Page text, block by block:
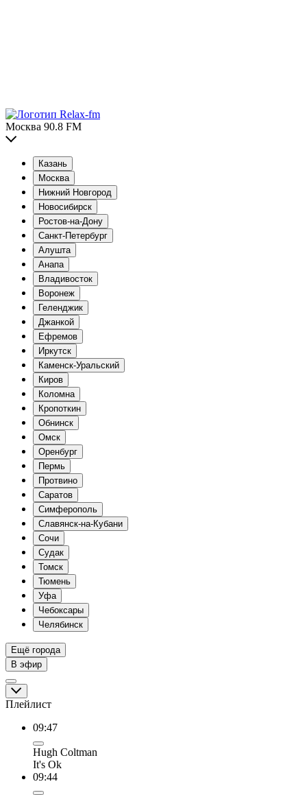
Москва 90.8 FM
Казань
Москва
Нижний Новгород
Новосибирск
Ростов-на-Дону
Санкт-Петербург
Алушта
Анапа
Владивосток
Воронеж
Геленджик
Джанкой
Ефремов
Иркутск
Каменск-Уральский
Киров
Коломна
Кропоткин
Обнинск
Омск
Оренбург
Пермь
Протвино
Саратов
Симферополь
Славянск-на-Кубани
Сочи
Судак
Томск
Тюмень
Уфа
Чебоксары
Челябинск
Ещё города
В эфир
Плейлист
09:47
Hugh Coltman
It's Ok
09:44